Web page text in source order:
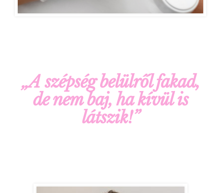
„A szépség belülről fakad,
de nem baj, ha kívül is
látszik!”